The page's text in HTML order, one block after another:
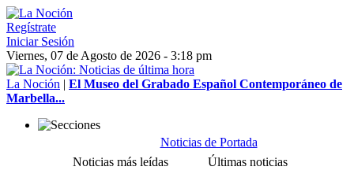
Regístrate
Iniciar Sesión
Viernes, 07 de Agosto de 2026 - 3:18 pm
La Noción | El Museo del Grabado Español Contemporáneo de
Marbella...
Noticias de Portada
Noticias más leídas
Últimas noticias